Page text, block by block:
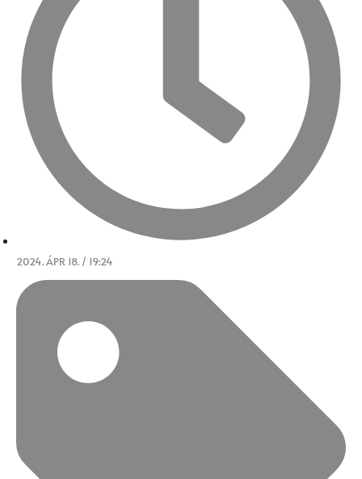
2024. ÁPR 18. / 19:24